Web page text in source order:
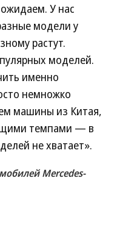
У нас
модели у
растут.
моделей.
именно
немножко
машины из Китая,
темпами — в
не хватает».
Mercedes-